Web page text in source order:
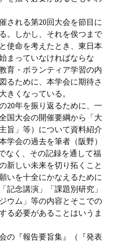
される第20回大会を節目に
。しかし、それを俟つまで
使命を考えたとき、東日本
まっていなければならな
育・ボランティア学習の内
るために、本学会に期待さ
きくなっている。
20年を振り返るために、一
国大会の開催要綱から「大
旨」等）について資料紹介
学会の過去を筆者（阪野）
なく、その記録を通して福
新しい未来を切り拓くこと
いを十全にかなえるために
記念講演」「課題別研究」
ウム」等の内容とそこでの
る必要があることはいうま
の『報告要旨集』（『発表